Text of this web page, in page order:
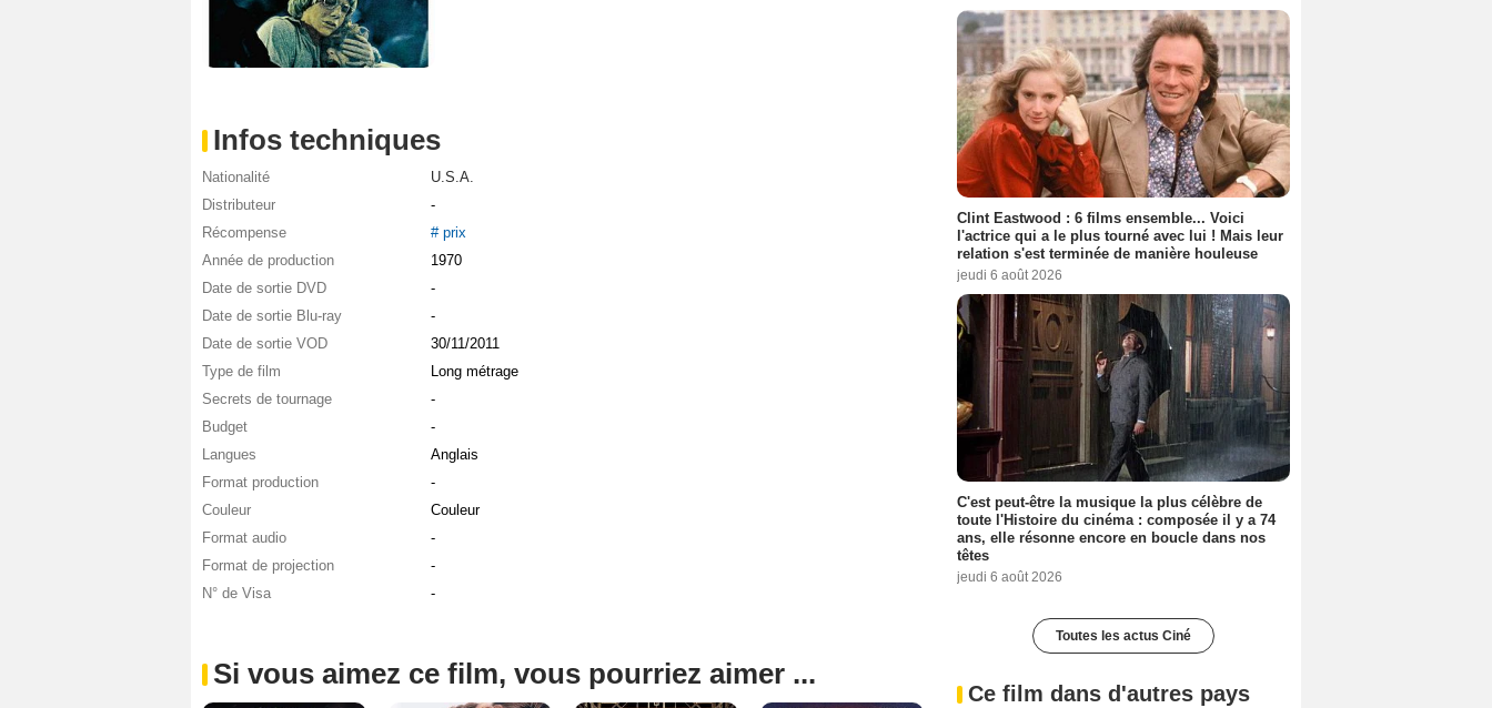
Infos techniques
Nationalité
U.S.A.
Distributeur
-
Récompense
# prix
Année de production
1970
Date de sortie DVD
-
Date de sortie Blu-ray
-
Date de sortie VOD
30/11/2011
Type de film
Long métrage
Secrets de tournage
-
Budget
-
Langues
Anglais
Format production
-
Couleur
Couleur
Format audio
-
Format de projection
-
N° de Visa
-
Si vous aimez ce film, vous pourriez aimer ...
Clint Eastwood : 6 films ensemble... Voici
l'actrice qui a le plus tourné avec lui ! Mais leur
relation s'est terminée de manière houleuse
jeudi 6 août 2026
C'est peut-être la musique la plus célèbre de
toute l'Histoire du cinéma : composée il y a 74
ans, elle résonne encore en boucle dans nos
têtes
jeudi 6 août 2026
Toutes les actus Ciné
Ce film dans d'autres pays